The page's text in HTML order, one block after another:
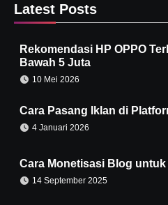
Latest Posts
Rekomendasi HP OPPO
Bawah 5 Juta
10 Mei 2026
Cara Pasang Iklan di
4 Januari 2026
Cara Monetisasi Blog untuk
14 September 2025